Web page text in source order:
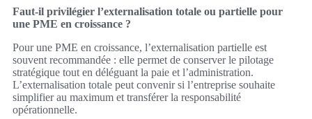
Faut-il privilégier l’externalisation totale ou partielle pour
une PME en croissance ?
Pour une PME en croissance, l’externalisation partielle est
souvent recommandée : elle permet de conserver le pilotage
stratégique tout en déléguant la paie et l’administration.
L’externalisation totale peut convenir si l’entreprise souhaite
simplifier au maximum et transférer la responsabilité
opérationnelle.